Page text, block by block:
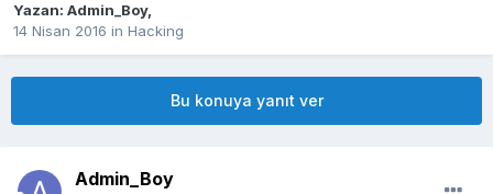
Yazan: Admin_Boy,
14 Nisan 2016 in Hacking
Bu konuya yanıt ver
Admin_Boy